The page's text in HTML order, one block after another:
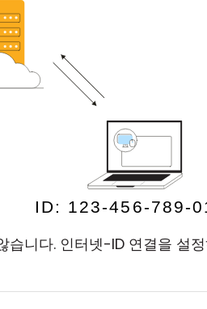
니다. 인터넷-ID 연결을 설